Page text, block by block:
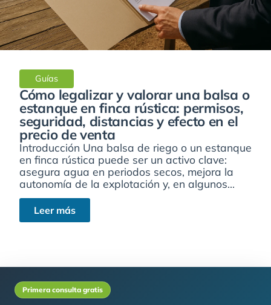
Guías
Cómo legalizar y valorar una balsa o
estanque en finca rústica: permisos,
seguridad, distancias y efecto en el
precio de venta
Introducción Una balsa de riego o un estanque
en finca rústica puede ser un activo clave:
asegura agua en periodos secos, mejora la
autonomía de la explotación y, en algunos...
Leer más
Primera consulta gratis